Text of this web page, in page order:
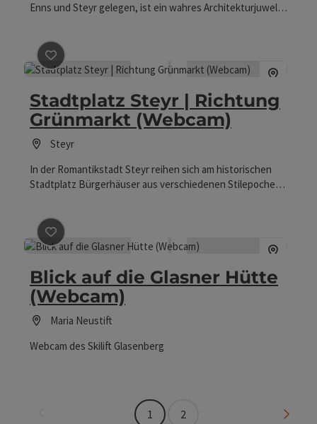
Enns und Steyr gelegen, ist ein wahres Architekturjuwel
Bürgerhäuser aus verschiedenen Stilepochen harmonisch
aneinander, im Zentrum das gotische Bummerlhaus und
Kollergasse genießt man den Blick auf den Ennskai
und die Altstadt.
Beitrag merken
Stadtplatz Steyr | Richtung
Grünmarkt (Webcam)
Steyr
In der Romantikstadt Steyr reihen sich am historischen
Stadtplatz Bürgerhäuser aus verschiedenen Stilepochen
Beitrag merken
Blick auf die Glasner Hütte
(Webcam)
Maria Neustift
Webcam des Skilift Glasenberg
1 2 Seite